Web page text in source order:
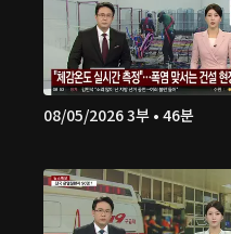
08/05/2026 3부 • 46분